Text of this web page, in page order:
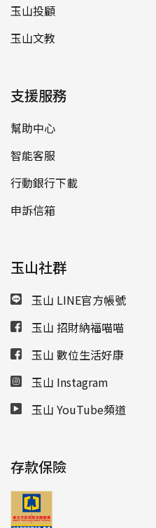
玉山投顧
玉山文教
支援服務
幫助中心
智能客服
行動銀行下載
申訴信箱
玉山社群
玉山 LINE官方帳號
玉山 招財納福喵喵
玉山 數位生活好康
玉山 Instagram
玉山 YouTube頻道
存款保險